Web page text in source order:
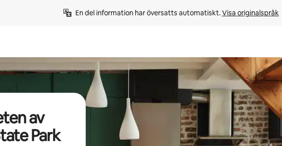
En del information har översatts automatiskt. Visa originalspråk
av
Park